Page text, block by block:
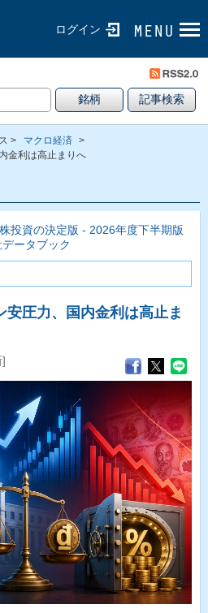
ログイン
> マクロ経済 >
金利は高止まりへ
投資の決定版 - 2026年度下半期版
ータブック
安圧力、国内金利は高止ま